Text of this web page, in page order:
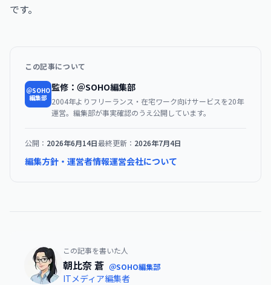
です。
この記事について
＠SOHO
編集部
監修：＠SOHO編集部
2004年よりフリーランス・在宅ワーク向けサービスを20年
運営。編集部が事実確認のうえ公開しています。
公開： 2026年6月14日最終更新： 2026年7月4日
編集方針・運営者情報運営会社について
この記事を書いた人
朝比奈 蒼 ＠SOHO編集部
ITメディア編集者